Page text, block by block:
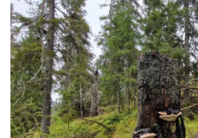
line
nybakken